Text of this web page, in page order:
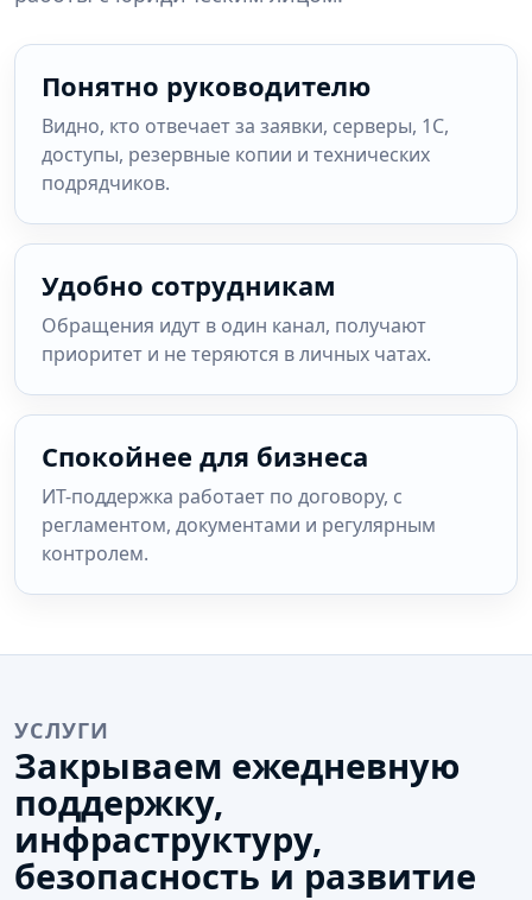
Понятно руководителю
Видно, кто отвечает за заявки, серверы, 1С,
доступы, резервные копии и технических
подрядчиков.
Удобно сотрудникам
Обращения идут в один канал, получают
приоритет и не теряются в личных чатах.
Спокойнее для бизнеса
ИТ-поддержка работает по договору, с
регламентом, документами и регулярным
контролем.
УСЛУГИ
Закрываем ежедневную
поддержку,
инфраструктуру,
безопасность и развитие